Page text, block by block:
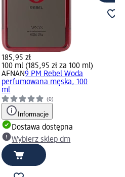
185,95 zł
100 ml (185,95 zł za 100 ml)
AFNAN9 PM Rebel Woda
perfumowana męska, 100
ml
(0)
Informacje
Dostawa dostępna
Wybierz sklep dm